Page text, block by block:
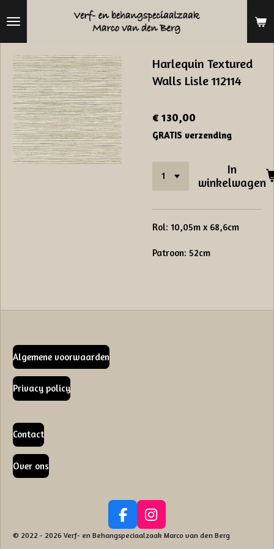
de
hoofdinhoud
Harlequin Textured
Walls Lisle 112114
€ 130,00
GRATIS verzending
In
winkelwagen
Rol: 10,05m x 68,6cm
Patroon: 52cm
Algemene voorwaarden
Privacy policy
Contact
Over ons
F
a
I
n
© 2022 - 2026 Verf- en Behangspeciaalzaak Marco van den Berg